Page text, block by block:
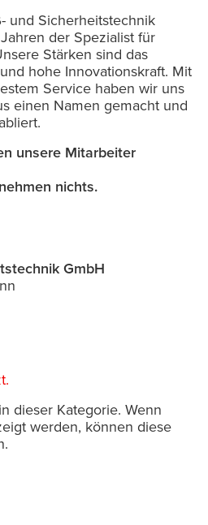
und Sicherheitstechnik
der Spezialist für
Stärken sind das
hohe Innovationskraft. Mit
Service haben wir uns
einen Namen gemacht und
unsere Mitarbeiter
nichts.
GmbH
dieser Kategorie. Wenn
werden, können diese